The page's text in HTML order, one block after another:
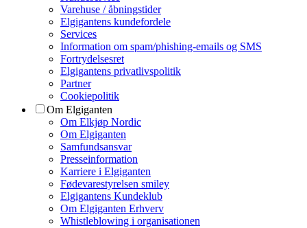
Varehuse / åbningstider
Elgigantens kundefordele
Services
Information om spam/phishing-emails og SMS
Fortrydelsesret
Elgigantens privatlivspolitik
Partner
Cookiepolitik
Om Elgiganten
Om Elkjøp Nordic
Om Elgiganten
Samfundsansvar
Presseinformation
Karriere i Elgiganten
Fødevarestyrelsen smiley
Elgigantens Kundeklub
Om Elgiganten Erhverv
Whistleblowing i organisationen